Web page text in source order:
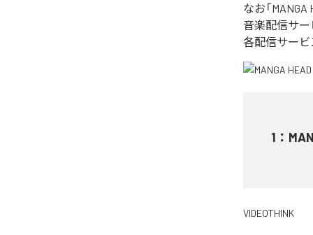
なお「MANGA
音楽配信サー
各配信サービ
1 ：
VIDEOTHINK